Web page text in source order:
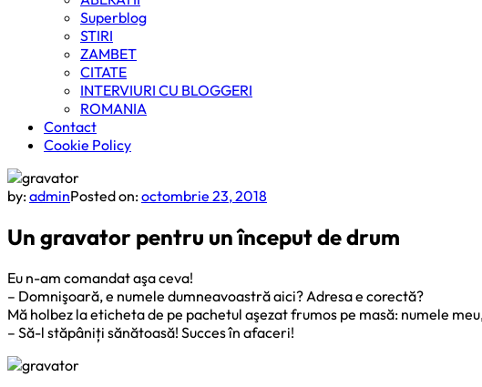
Superblog
STIRI
ZAMBET
CITATE
INTERVIURI CU BLOGGERI
ROMANIA
Contact
Cookie Policy
by:adminPosted on:octombrie 23, 2018
Un gravator pentru un început de drum
Eu n-am comandat aşa ceva!
– Domnişoară, e numele dumneavoastră aici? Adresa e corectă?
Mă holbez la eticheta de pe pachetul aşezat frumos pe masă: numele
– Să-l stăpâniți sănătoasă! Succes în afaceri!